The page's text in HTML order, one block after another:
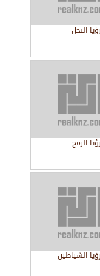
النحل
الرمح
الشياطين